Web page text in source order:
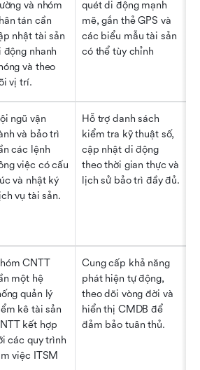
và nhóm
tán cần
nhật tài sản
động nhanh
và theo
vị trí.
quét di động mạnh
mẽ, gắn thẻ GPS và
các biểu mẫu tài sản
có thể tùy chỉnh
ngũ vận
và bảo trì
các lệnh
việc có cấu
và nhật ký
vụ tài sản.
Hỗ trợ danh sách
kiểm tra kỹ thuật số,
cập nhật di động
theo thời gian thực và
lịch sử bảo trì đầy đủ.
CNTT
một hệ
quản lý
kê tài sản
kết hợp
các quy trình
việc ITSM
Cung cấp khả năng
phát hiện tự động,
theo dõi vòng đời và
hiển thị CMDB để
đảm bảo tuân thủ.